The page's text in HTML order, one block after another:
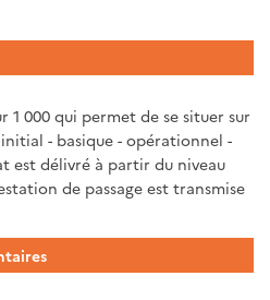
1 000 qui permet de se situer sur
- basique - opérationnel -
est délivré à partir du niveau
de passage est transmise